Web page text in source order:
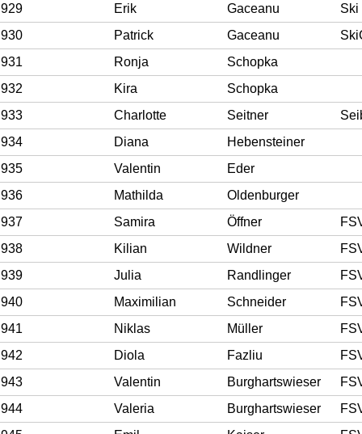
929
Erik
Gaceanu
930
Patrick Gaceanu
931
Ronja
Schopka
932
Kira
Schopka
933
Charlotte Seitner
934
Diana
Hebensteiner
935
Valentin
Eder
936
Mathilda
Oldenburger
937
Samira Öffner
938
Kilian Wildner
939
Julia Randlinger
940
Maximilian Schneider
941
Niklas Müller
942
Diola Fazliu
943
Valentin Burghartswieser
944
Valeria Burghartswieser